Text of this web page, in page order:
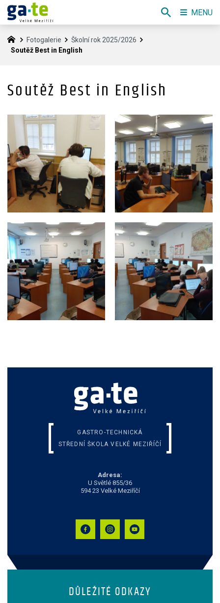
Fotogalerie
Školní rok 2025/2026
Soutěž Best in English
Soutěž Best in English
GASTRO-TECHNICKÁ
STŘEDNÍ ŠKOLA VELKÉ MEZIŘÍČÍ
Adresa:
U Světlé 855/36
594 23 Velké Meziříčí
DŮLEŽITÉ ODKAZY
MENU